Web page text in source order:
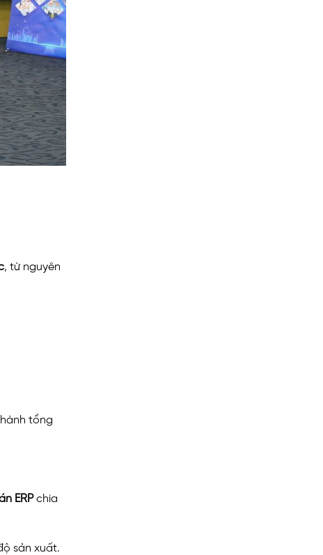
, từ nguyên
tổng
ERPchia
sản xuất.